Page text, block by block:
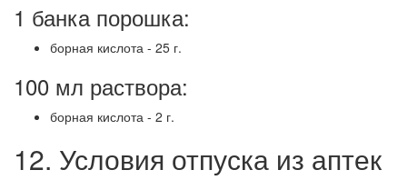
1 банка порошка:
борная кислота - 25 г.
100 мл раствора:
борная кислота - 2 г.
12. Условия отпуска из аптек